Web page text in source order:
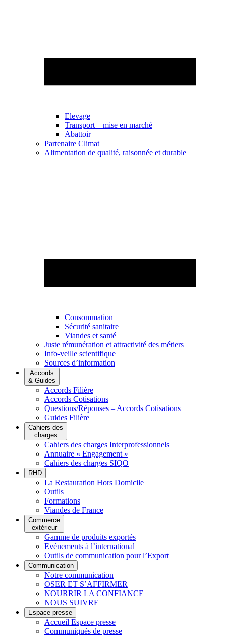
Elevage
Transport – mise en marché
Abattoir
Partenaire Climat
Alimentation de qualité, raisonnée et durable
Consommation
Sécurité sanitaire
Viandes et santé
Juste rémunération et attractivité des métiers
Info-veille scientifique
Sources d’information
Accords
& Guides
Accords Filière
Accords Cotisations
Questions/Réponses – Accords Cotisations
Guides Filière
Cahiers des
charges
Cahiers des charges Interprofessionnels
Annuaire « Engagement »
Cahiers des charges SIQO
RHD
La Restauration Hors Domicile
Outils
Formations
Viandes de France
Commerce
extérieur
Gamme de produits exportés
Evénements à l’international
Outils de communication pour l’Export
Communication
Notre communication
OSER ET S’AFFIRMER
NOURRIR LA CONFIANCE
NOUS SUIVRE
Espace presse
Accueil Espace presse
Communiqués de presse